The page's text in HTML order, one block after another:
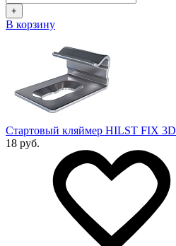
+
В корзину
Стартовый кляймер HILST FIX 3D
18 руб.